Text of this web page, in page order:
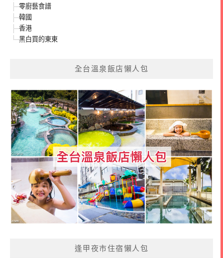
零廚藝食譜
韓國
香港
黑白買的東東
全台溫泉飯店懶人包
逢甲夜市住宿懶人包